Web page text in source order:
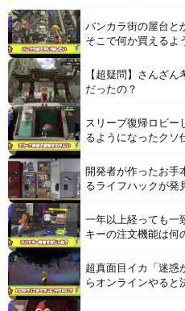
【動画】 クソガキロケット、怖す
Powered by livedoor 相互RSS
バンカラ街の屋台と
そこで何か買えるよ
【超疑問】さんざ
だったの？
スリープ復帰ロビー
るようになったクソ
開発者が作ったお手
るライフハックが発
一年以上経っても一
キーの注文機能は何
超真面目イカ「迷惑
らオンラインやると